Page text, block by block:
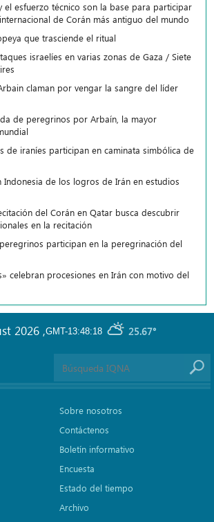
el esfuerzo técnico son la base para participar
de Corán más antiguo del mundo
que trasciende el ritual
israelíes en varias zonas de Gaza / Siete
claman por vengar la sangre del líder
de peregrinos por Arbaín, la mayor
de iraníes participan en caminata simbólica de
Indonesia de los logros de Irán en estudios
del Corán en Qatar busca descubrir
en la recitación
participan en la peregrinación del
celebran procesiones en Irán con motivo del
GMT-13:48:18 25.67°
2026 ,
Sobre nosotros
Contáctenos
Boletín informativo
Encuesta
Estado del tiempo
Archivo